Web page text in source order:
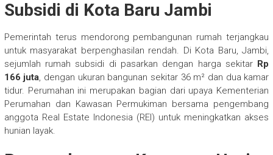
Subsidi di Kota Baru Jambi
Pemerintah terus mendorong pembangunan rumah terjangkau
untuk masyarakat berpenghasilan rendah. Di Kota Baru, Jambi,
sejumlah rumah subsidi di pasarkan dengan harga sekitar Rp
166 juta, dengan ukuran bangunan sekitar 36 m² dan dua kamar
tidur. Perumahan ini merupakan bagian dari upaya Kementerian
Perumahan dan Kawasan Permukiman bersama pengembang
anggota Real Estate Indonesia (REI) untuk meningkatkan akses
hunian layak.